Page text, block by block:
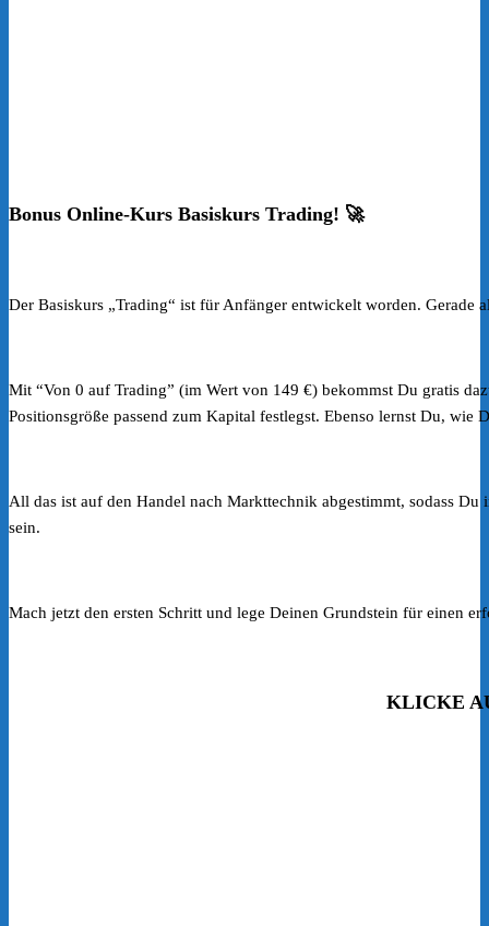
Bonus Online-Kurs Basiskurs Trading! 🚀
Der Basiskurs „Trading“ ist für Anfänger entwickelt worden.
Mit “Von 0 auf Trading” (im Wert von 149 €) bekommst Du gratis
Positionsgröße passend zum Kapital festlegst. Ebenso lernst Du, wie
All das ist auf den Handel nach Markttechnik abgestimmt, sodass
sein.
Mach jetzt den ersten Schritt und lege Deinen Grundstein für einen
KLICKE